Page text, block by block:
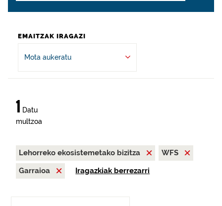
EMAITZAK IRAGAZI
Mota aukeratu
1 Datu
multzoa
Lehorreko ekosistemetako bizitza
WFS
Garraioa
Iragazkiak berrezarri